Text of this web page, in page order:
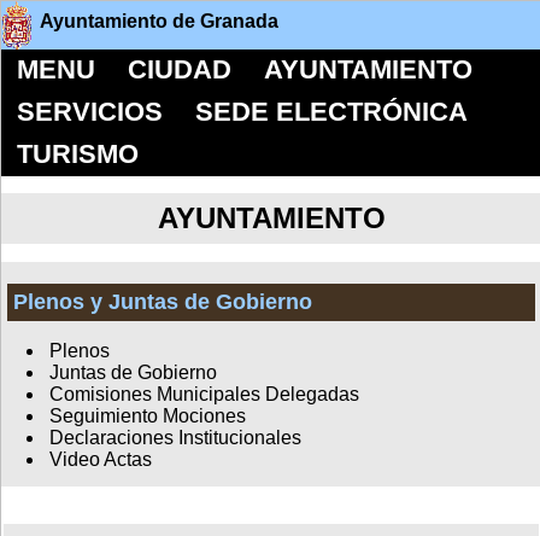
Ayuntamiento de Granada
MENU CIUDAD
AYUNTAMIENTO
SERVICIOS
SEDE ELECTRÓNICA
TURISMO
AYUNTAMIENTO
Plenos y Juntas de Gobierno
Plenos
Juntas de Gobierno
Comisiones Municipales Delegadas
Seguimiento Mociones
Declaraciones Institucionales
Video Actas